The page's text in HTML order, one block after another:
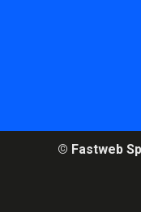
© Fastweb